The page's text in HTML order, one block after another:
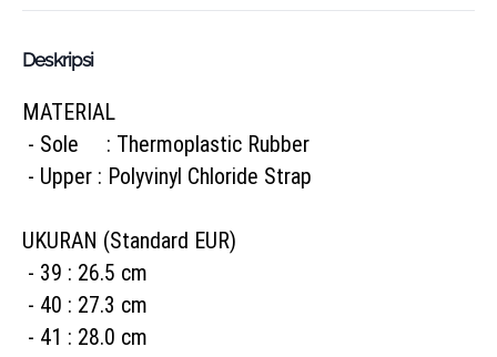
Deskripsi
MATERIAL
- Sole     : Thermoplastic Rubber
- Upper : Polyvinyl Chloride Strap
UKURAN (Standard EUR)
- 39 : 26.5 cm
- 40 : 27.3 cm
- 41 : 28.0 cm